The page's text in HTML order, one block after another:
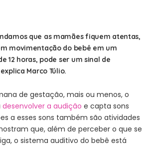
que as mamães fiquem atentas,
movimentação do bebê em um
12 horas, pode ser um sinal de
Marco Túlio.
de gestação, mais ou menos, o
desenvolver a audição e capta sons
a esses sons também são atividades
que, além de perceber o que se
o sistema auditivo do bebê está